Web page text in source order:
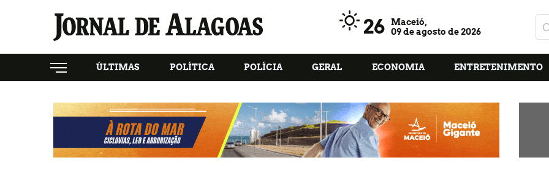
26
Maceió,
09 de agosto de 2026
ÚLTIMAS POLÍTICA POLÍCIA GERAL ECONOMIA ENTRETENIMENTO